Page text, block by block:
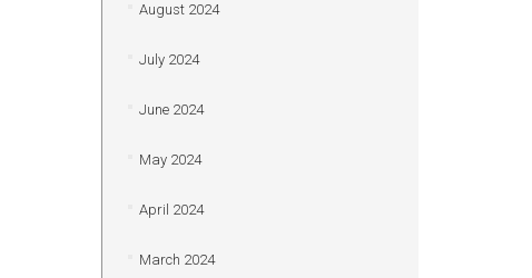
August 2024
July 2024
June 2024
May 2024
April 2024
March 2024